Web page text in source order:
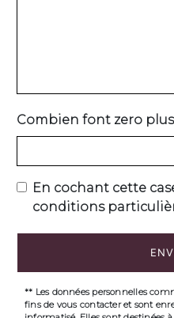
Combien font zero
En cochant cette
conditions
** Les données personnelles
fins de vous contacter et sont